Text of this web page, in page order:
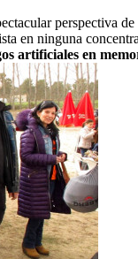
perspectiva
en ninguna
artificiales en